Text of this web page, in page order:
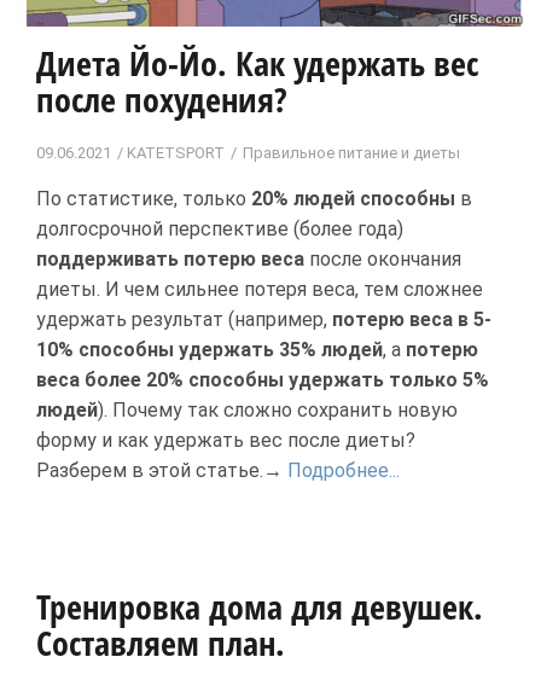
Диета Йо-Йо. Как удержать вес
после похудения?
09.06.2021 KATETSPORT Правильное питание и диеты
По статистике, только 20% людей способны в
долгосрочной перспективе (более года)
поддерживать потерю веса после окончания
диеты. И чем сильнее потеря веса, тем сложнее
удержать результат (например, потерю веса в 5-
10% способны удержать 35% людей, а потерю
веса более 20% способны удержать только 5%
людей). Почему так сложно сохранить новую
форму и как удержать вес после диеты?
Разберем в этой статье.→ Подробнее...
Тренировка дома для девушек.
Составляем план.